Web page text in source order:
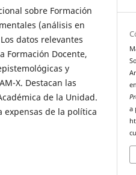
sobre Formación
(análisis en
datos relevantes
Formación Docente,
y
X. Destacan las
de la Unidad.
expensas de la política
a